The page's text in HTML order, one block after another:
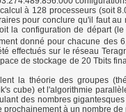
à 128 processeurs (soit
pour conclure qu'il faut
la configuration de départ
donné pour chacune des
effectués sur le réseau
de stockage de 20 Tbits
la théorie des groupes
cube) et l'algorithmie
des nombres
à un nombre